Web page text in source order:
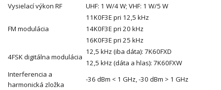
Vysielací výkon RF
UHF: 1 W/4 W; VHF: 1 W/5 W
FM modulácia
11K0F3E pri 12,5 kHz
14K0F3E pri 20 kHz
16K0F3E pri 25 kHz
4FSK digitálna modulácia
12,5 kHz (iba dáta): 7K60FXD
12,5 kHz (dáta a hlas): 7K60FXW
Interferencia a
harmonická zložka
-36 dBm < 1 GHz, -30 dBm > 1 GHz